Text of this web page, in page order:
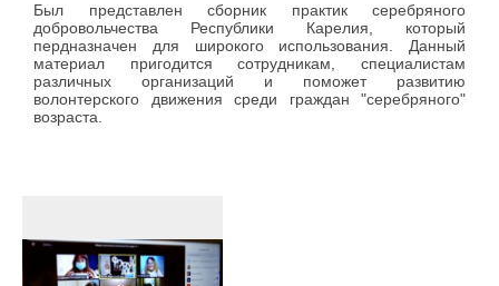
Был представлен сборник практик серебряного
добровольчества Республики Карелия, который
пердназначен для широкого использования. Данный
материал пригодится сотрудникам, специалистам
различных организаций и поможет развитию
волонтерского движения среди граждан "серебряного"
возраста.